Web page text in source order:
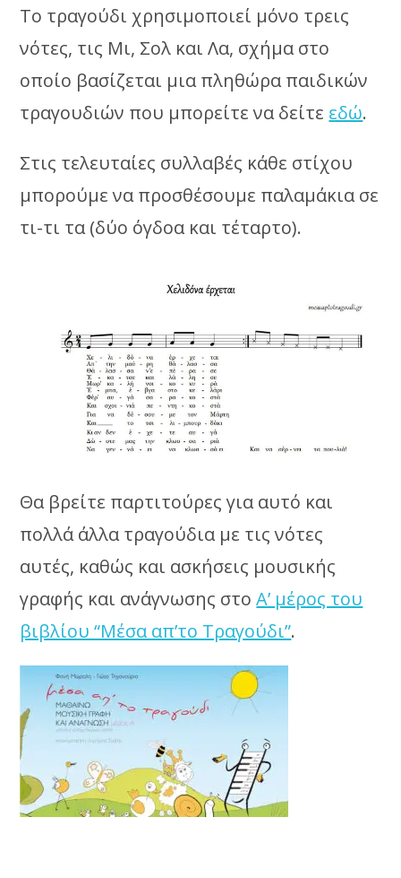
Το τραγούδι χρησιμοποιεί μόνο τρεις
νότες, τις Μι, Σολ και Λα, σχήμα στο
οποίο βασίζεται μια πληθώρα παιδικών
τραγουδιών που μπορείτε να δείτε εδώ.
Στις τελευταίες συλλαβές κάθε στίχου
μπορούμε να προσθέσουμε παλαμάκια σε
τι-τι τα (δύο όγδοα και τέταρτο).
Θα βρείτε παρτιτούρες για αυτό και
πολλά άλλα τραγούδια με τις νότες
αυτές, καθώς και ασκήσεις μουσικής
γραφής και ανάγνωσης στοΑ’ μέρος του
βιβλίου “Μέσα απ’το Τραγούδι”.